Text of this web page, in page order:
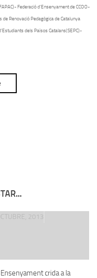
Federació d’Ensenyament de CCOO-
de Renovació Pedagògica de Catalunya
dels Països Catalans(SEPC)-
Ensenyament crida a la
2013